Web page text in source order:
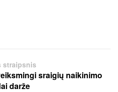
straipsnis
sraigių naikinimo
darže